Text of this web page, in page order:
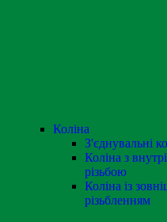
Коліна
З'єднувальні
Коліна з
різьбою
Коліна із
різьбленням